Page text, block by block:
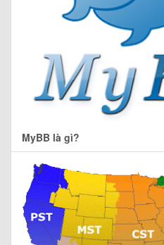
MyBB là gì?